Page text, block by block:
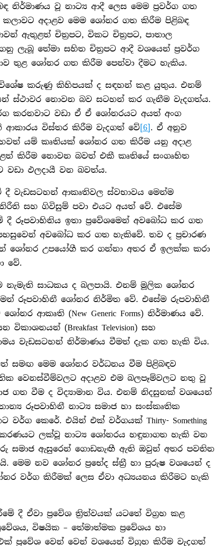
නිර්මාණය වූ නාට්‍ය ආදී ලෙස මෙම ප්‍රවර්ග ගත
අදාළව මෙම ශෝනර ගත කිරීම පිළිබඳ
ඇතුළත් චිත්‍රපට, විකට චිත්‍රපට, පාතාල
ලැබූ තේමා සහිත චිත්‍රපට ආදී වශයෙන් ප්‍රවර්ග
තුළ ශෝනර ගත කිරීම පෙන්වා දීමට හැකිය.
කරුණු කිහිපයක් ද සඳහන් කළ යුතුය. එනම්
ස්ථාවර නොවන බව සටහන් කර ගැනීම වැදගත්ය.
කරනවාට වඩා ඒ ඒ ශෝනරයට අයත් අංග
විස්තර කිරීම වැදගත් වේ[6]. ඒ අනුව
යම් කෘතියක් ශෝනර ගත කිරීම යනු අදාළ
කිරීම නොවන බවත් එකී කෘතියේ සංගෘහිත
වඩා ඵලදායී වන බවත්ය.
දී වැඩසටහන් ආකෘතිවල ස්වභාවය මෙන්ම
සහ ගිවිසුම් පවා එයට අයත් වේ. එසේම
රූපවාහිනිය ඉතා ප්‍රවේශමෙන් අවබෝධ කර ගත
අවබෝධ කර ගත හැකිවේ. තව ද ප්‍රචාරණ
ශෝනර උපයෝගී කර ගන්නා අතර ඒ ඉලක්ක කරා
වේ.
සාධකය ද බලපායි. එනම් මූලික ශෝනර
රූපවාහිනී ශෝනර නිර්මිත වේ. එසේම රුපවාහිනී
ආකෘති (New Generic Forms) නිර්මාණය වේ.
(Breakfast Television) සහ
වැඩසටහන් නිර්මාණය වීමත් දැක ගත හැකි විය.
සමඟ මෙම ශෝනර වර්ධනය වීම පිළිබඳව
වෙනස්වීම්වලට අදාළව එම බලපෑම්වලට නතු වූ
ගත වීම ද විද්‍යාමාන විය. එනම් නිදසුනක් වශයෙන්
රූපවාහිනී නාට්‍ය සමාජ හා සංස්කෘතික
කෙරේ. එයින් එක් වර්ගයක් Thirty- Something
ලක්වූ නාට්‍ය ශෝනරය හඳුනාගත හැකි වන
සමාජ ඇසුරෙන් ගොඩනැඟී ඇති ඔවුන් අතර පවතින
නව ශෝනර ප්‍රභේද ස්ත්‍රී හා පුරුෂ වශයෙන් ද
වර්ග කිරීමක් ලෙස ඒවා අධ්‍යයනය කිරීමට හැකි
දී ඒවා ප්‍රවේශ ත්‍රිත්වයක් යටතේ විග්‍රහ කළ
විෂයික – තේමාත්මක ප්‍රවේශය හා
ප්‍රවේශ වෙන් වෙන් වශයෙන් විග්‍රහ කිරීම වැදගත්